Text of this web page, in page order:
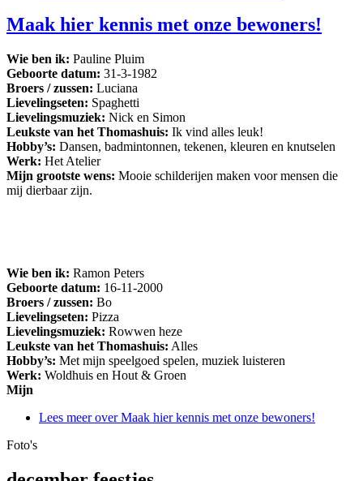
Maak hier kennis met onze bewoners!
Wie ben ik: Pauline Pluim
Geboorte datum: 31-3-1982
Broers / zussen: Luciana
Lievelingseten: Spaghetti
Lievelingsmuziek: Nick en Simon
Leukste van het Thomashuis: Ik vind alles leuk!
Hobby’s: Dansen, badmintonnen, tekenen, kleuren en knutselen
Werk: Het Atelier
Mijn grootste wens: Mooie schilderijen maken voor mensen die
mij dierbaar zijn.
Wie ben ik: Ramon Peters
Geboorte datum: 16-11-2000
Broers / zussen: Bo
Lievelingseten: Pizza
Lievelingsmuziek: Rowwen heze
Leukste van het Thomashuis: Alles
Hobby’s: Met mijn speelgoed spelen, muziek luisteren
Werk: Woldhuis en Hout & Groen
Mijn
Lees meerover Maak hier kennis met onze bewoners!
Foto's